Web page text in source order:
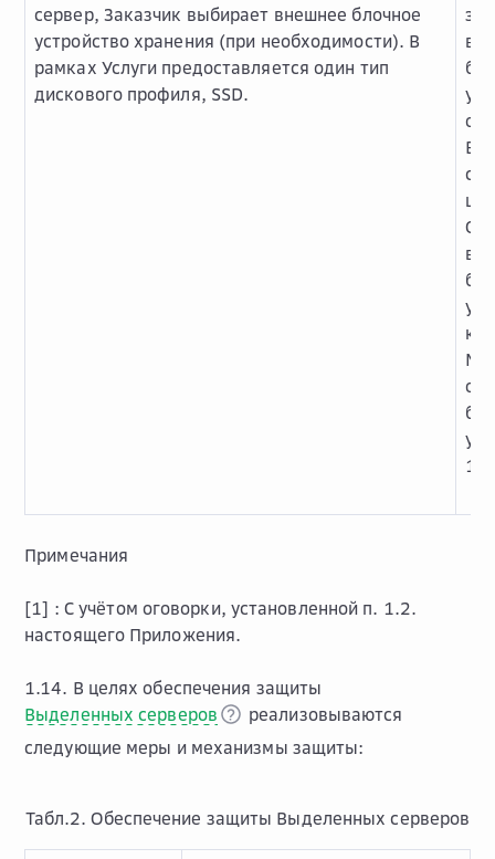
сервер, Заказчик выбирает внешнее блочное
устройство хранения (при необходимости). В
рамках Услуги предоставляется один тип
дискового профиля, SSD.
шт.
Примечания
[1] : С учётом оговорки, установленной п. 1.2.
настоящего Приложения.
1.14. В целях обеспечения защиты
Выделенных серверов
реализовываются
следующие меры и механизмы защиты:
Табл.2. Обеспечение защиты Выделенных серверов